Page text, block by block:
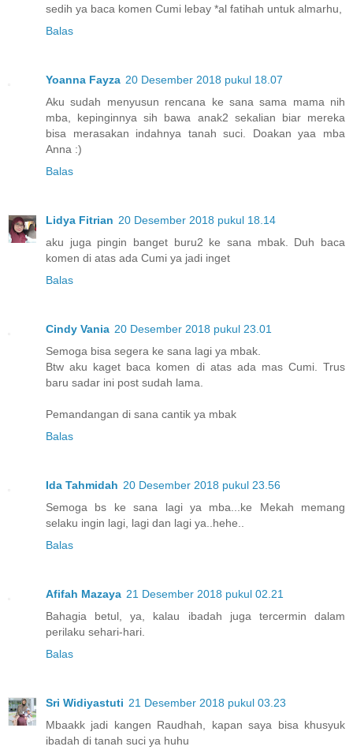
sedih ya baca komen Cumi lebay *al fatihah untuk almarhu,
Balas
Yoanna Fayza 20 Desember 2018 pukul 18.07
Aku sudah menyusun rencana ke sana sama mama nih
mba, kepinginnya sih bawa anak2 sekalian biar mereka
bisa merasakan indahnya tanah suci. Doakan yaa mba
Anna :)
Balas
Lidya Fitrian 20 Desember 2018 pukul 18.14
aku juga pingin banget buru2 ke sana mbak. Duh baca
komen di atas ada Cumi ya jadi inget
Balas
Cindy Vania 20 Desember 2018 pukul 23.01
Semoga bisa segera ke sana lagi ya mbak.
Btw aku kaget baca komen di atas ada mas Cumi. Trus
baru sadar ini post sudah lama.
Pemandangan di sana cantik ya mbak
Balas
Ida Tahmidah 20 Desember 2018 pukul 23.56
Semoga bs ke sana lagi ya mba...ke Mekah memang
selaku ingin lagi, lagi dan lagi ya..hehe..
Balas
Afifah Mazaya 21 Desember 2018 pukul 02.21
Bahagia betul, ya, kalau ibadah juga tercermin dalam
perilaku sehari-hari.
Balas
Sri Widiyastuti 21 Desember 2018 pukul 03.23
Mbaakk jadi kangen Raudhah, kapan saya bisa khusyuk
ibadah di tanah suci ya huhu